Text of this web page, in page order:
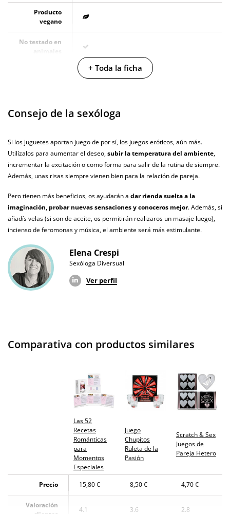
Producto
vegano
No testado en
animales
Paquete discreto y sin distintivos
Producto
original
¿Cuándo lo
recibo?
El martes 11 de agosto (fecha estimada)
+ Toda la ficha
Consejo de la sexóloga
Si los juguetes aportan juego de por sí, los juegos eróticos, aún más.
Utilízalos para aumentar el deseo,subir la temperatura del ambiente,
incrementar la excitación o como forma para salir de la rutina de siempre.
Además, unas risas siempre vienen bien para la relación de pareja.
Pero tienen más beneficios, os ayudarán a dar rienda suelta a la
imaginación, probar nuevas sensaciones y conoceros mejor. Además, si
añadís velas (si son de aceite, os permitirán realizaros un masaje luego),
incienso de feromonas y música, el ambiente será más estimulante.
Elena Crespi
Sexóloga Diversual
Ver perfil
Comparativa con productos similares
Las 52
Recetas
Románticas
para
Momentos
Especiales
Juego
Chupitos
Ruleta de la
Pasión
Scratch & Sex
Juegos de
Pareja Hetero
Precio 15,80 € 8,50 € 4,70 €
Valoración
4.1 3.6 2.8